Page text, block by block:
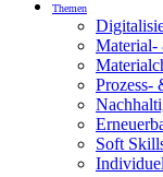
Themen
Material-
Prozess-
Soft